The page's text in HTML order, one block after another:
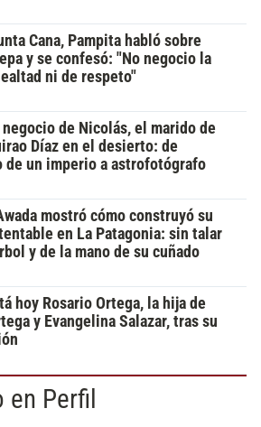
Cana, Pampita habló sobre
y se confesó: "No negocio la
ni de respeto"
negocio de Nicolás, el marido de
Díaz en el desierto: de
de un imperio a astrofotógrafo
mostró cómo construyó su
en La Patagonia: sin talar
y de la mano de su cuñado
hoy Rosario Ortega, la hija de
y Evangelina Salazar, tras su
en Perfil